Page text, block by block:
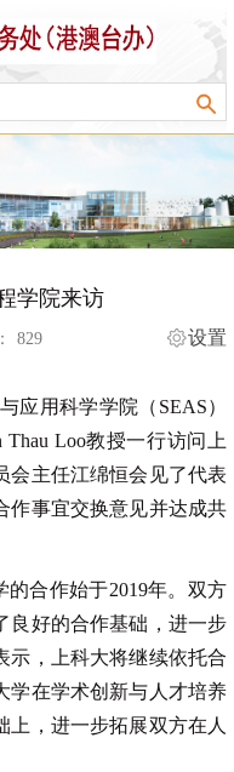
学院来访
829 设置
应用科学学院（SEAS）
Thau Loo教授一行访问上
会主任江绵恒会见了代表
作事宜交换意见并达成共
的合作始于2019年。双方
良好的合作基础，进一步
示，上科大将继续依托合
学在学术创新与人才培养
上，进一步拓展双方在人